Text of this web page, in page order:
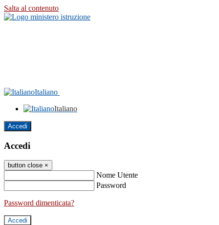
Salta al contenuto
Italiano
Italiano
Accedi
Accedi
button close ×
Nome Utente
Password
Password dimenticata?